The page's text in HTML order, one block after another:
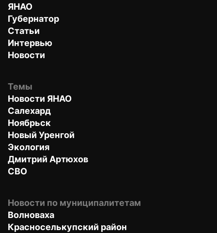
ЯНАО
Губернатор
Статьи
Интервью
Новости
Темы
Новости ЯНАО
Салехард
Ноябрьск
Новый Уренгой
Экология
Дмитрий Артюхов
СВО
Новости по муниципалитетам
Волноваха
Красноселькупский район